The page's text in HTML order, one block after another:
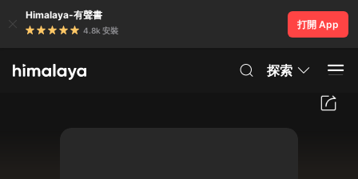
Himalaya-有聲書
4.8k 安裝
打開 App
探索